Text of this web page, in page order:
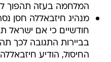
המלחמה בעזה תהפוך
מנהיג חיזבאללה חסן
חודשיים כי אם ישראל
בביירות התגובה לכך
החיסול, הודיע